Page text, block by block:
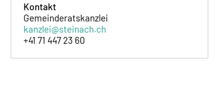
Kontakt
Gemeinderatskanzlei
kanzlei@steinach.ch
+41 71 447 23 60